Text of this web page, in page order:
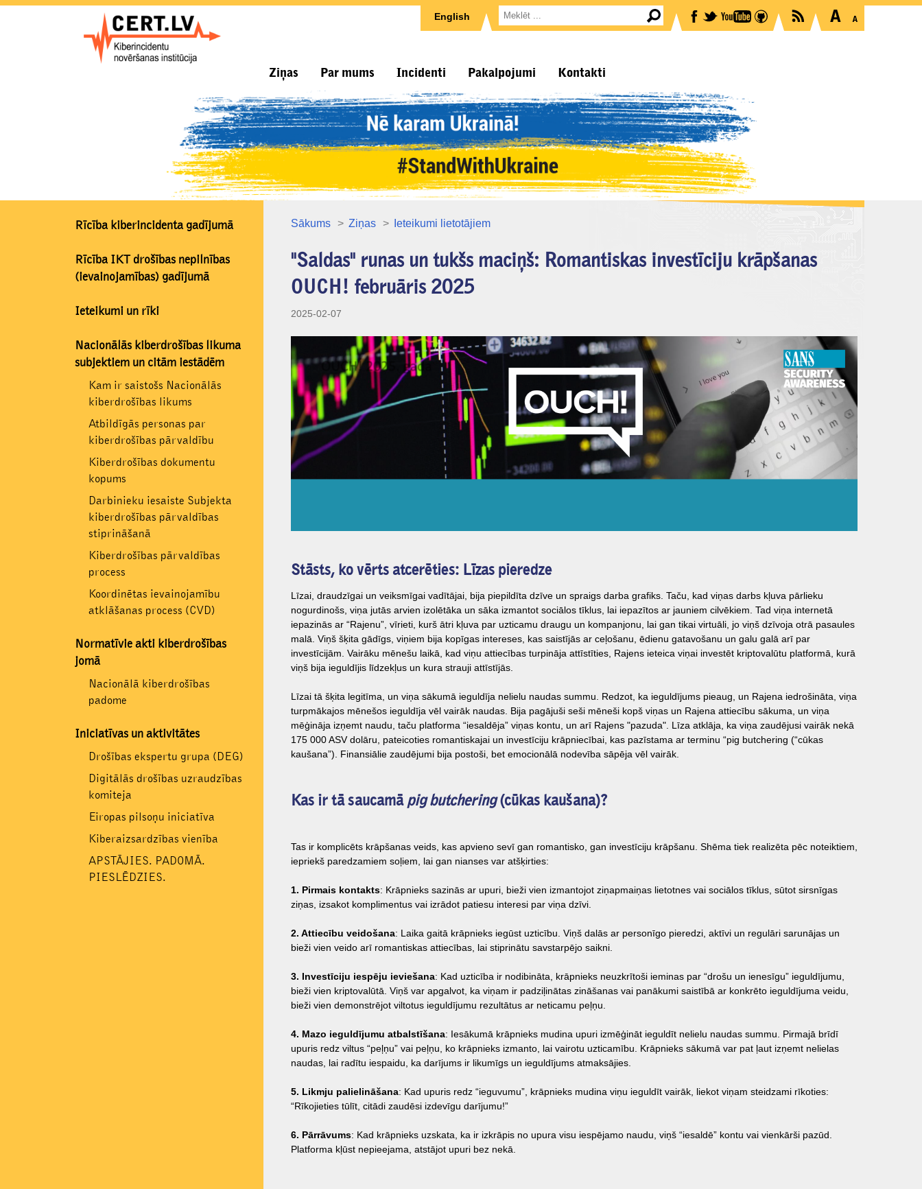
English
Ziņas Par mums Incidenti Pakalpojumi Kontakti
Rīcība kiberincidenta gadījumā
Rīcība IKT drošības nepilnības
(ievainojamības) gadījumā
Ieteikumi un rīki
Nacionālās kiberdrošības likuma
subjektiem un citām iestādēm
Kam ir saistošs Nacionālās
kiberdrošības likums
Atbildīgās personas par
kiberdrošības pārvaldību
Kiberdrošības dokumentu
kopums
Darbinieku iesaiste Subjekta
kiberdrošības pārvaldības
stiprināšanā
Kiberdrošības pārvaldības
process
Koordinētas ievainojamību
atklāšanas process (CVD)
Normatīvie akti kiberdrošības
jomā
Nacionālā kiberdrošības
padome
Iniciatīvas un aktivitātes
Drošības ekspertu grupa (DEG)
Digitālās drošības uzraudzības
komiteja
Eiropas pilsoņu iniciatīva
Kiberaizsardzības vienība
APSTĀJIES. PADOMĀ.
PIESLĒDZIES.
Sākums Ziņas Ieteikumi lietotājiem
"Saldas" runas un tukšs maciņš: Romantiskas investīciju krāpšanas
OUCH! februāris 2025
2025-02-07
Stāsts, ko vērts atcerēties: Līzas pieredze
Līzai, draudzīgai un veiksmīgai vadītājai, bija piepildīta dzīve un spraigs darba grafiks. Taču, kad viņas darbs kļuva pārlieku
nogurdinošs, viņa jutās arvien izolētāka un sāka izmantot sociālos tīklus, lai iepazītos ar jauniem cilvēkiem. Tad viņa internetā
iepazinās ar “Rajenu”, vīrieti, kurš ātri kļuva par uzticamu draugu un kompanjonu, lai gan tikai virtuāli, jo viņš dzīvoja otrā pasaules
malā. Viņš šķita gādīgs, viņiem bija kopīgas intereses, kas saistījās ar ceļošanu, ēdienu gatavošanu un galu galā arī par
investīcijām. Vairāku mēnešu laikā, kad viņu attiecības turpināja attīstīties, Rajens ieteica viņai investēt kriptovalūtu platformā, kurā
viņš bija ieguldījis līdzekļus un kura strauji attīstījās.
Līzai tā šķita legitīma, un viņa sākumā ieguldīja nelielu naudas summu. Redzot, ka ieguldījums pieaug, un Rajena iedrošināta, viņa
turpmākajos mēnešos ieguldīja vēl vairāk naudas. Bija pagājuši seši mēneši kopš viņas un Rajena attiecību sākuma, un viņa
mēģināja izņemt naudu, taču platforma “iesaldēja” viņas kontu, un arī Rajens "pazuda". Līza atklāja, ka viņa zaudējusi vairāk nekā
175 000 ASV dolāru, pateicoties romantiskajai un investīciju krāpniecībai, kas pazīstama ar terminu “pig butchering (“cūkas
kaušana”). Finansiālie zaudējumi bija postoši, bet emocionālā nodevība sāpēja vēl vairāk.
Kas ir tā saucamā pig butchering(cūkas kaušana)?
Tas ir komplicēts krāpšanas veids, kas apvieno sevī gan romantisko, gan investīciju krāpšanu. Shēma tiek realizēta pēc noteiktiem,
iepriekš paredzamiem soļiem, lai gan nianses var atšķirties:
1. Pirmais kontakts: Krāpnieks sazinās ar upuri, bieži vien izmantojot ziņapmaiņas lietotnes vai sociālos tīklus, sūtot sirsnīgas
ziņas, izsakot komplimentus vai izrādot patiesu interesi par viņa dzīvi.
2. Attiecību veidošana: Laika gaitā krāpnieks iegūst uzticību. Viņš dalās ar personīgo pieredzi, aktīvi un regulāri sarunājas un
bieži vien veido arī romantiskas attiecības, lai stiprinātu savstarpējo saikni.
3. Investīciju iespēju ieviešana: Kad uzticība ir nodibināta, krāpnieks neuzkrītoši ieminas par “drošu un ienesīgu” ieguldījumu,
bieži vien kriptovalūtā. Viņš var apgalvot, ka viņam ir padziļinātas zināšanas vai panākumi saistībā ar konkrēto ieguldījuma veidu,
bieži vien demonstrējot viltotus ieguldījumu rezultātus ar neticamu peļņu.
4. Mazo ieguldījumu atbalstīšana: Iesākumā krāpnieks mudina upuri izmēģināt ieguldīt nelielu naudas summu. Pirmajā brīdī
upuris redz viltus “peļņu” vai peļņu, ko krāpnieks izmanto, lai vairotu uzticamību. Krāpnieks sākumā var pat ļaut izņemt nelielas
naudas, lai radītu iespaidu, ka darījums ir likumīgs un ieguldījums atmaksājies.
5. Likmju palielināšana: Kad upuris redz “ieguvumu”, krāpnieks mudina viņu ieguldīt vairāk, liekot viņam steidzami rīkoties:
“Rīkojieties tūlīt, citādi zaudēsi izdevīgu darījumu!”
6. Pārrāvums: Kad krāpnieks uzskata, ka ir izkrāpis no upura visu iespējamo naudu, viņš “iesaldē” kontu vai vienkārši pazūd.
Platforma kļūst nepieejama, atstājot upuri bez nekā.